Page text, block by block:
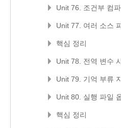
Unit 76. 조건부 컴
Unit 77. 여러 소스
핵심 정리
Unit 78. 전역 변수
Unit 79. 기억 부류
Unit 80. 실행 파일
핵심 정리